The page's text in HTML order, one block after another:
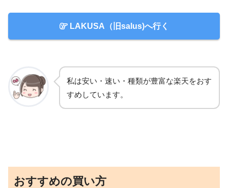
LAKUSA（旧salus)へ行く
私は安い・速い・種類が豊富な楽天をおす
すめしています。
おすすめの買い方